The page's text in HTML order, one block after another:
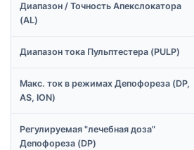
Диапазон / Точность Апекслокатора
(AL)
Диапазон тока Пульптестера (PULP)
Макс. ток в режимах Депофореза (DP,
AS, ION)
Регулируемая "лечебная доза"
Депофореза (DP)